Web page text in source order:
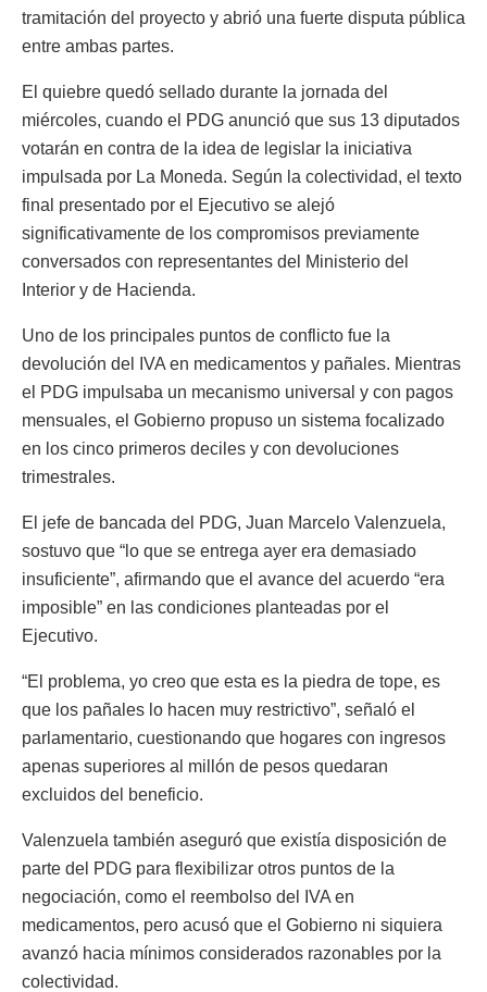
tramitación del proyecto y abrió una fuerte disputa pública
entre ambas partes.
El quiebre quedó sellado durante la jornada del
miércoles, cuando el PDG anunció que sus 13 diputados
votarán en contra de la idea de legislar la iniciativa
impulsada por La Moneda. Según la colectividad, el texto
final presentado por el Ejecutivo se alejó
significativamente de los compromisos previamente
conversados con representantes del Ministerio del
Interior y de Hacienda.
Uno de los principales puntos de conflicto fue la
devolución del IVA en medicamentos y pañales. Mientras
el PDG impulsaba un mecanismo universal y con pagos
mensuales, el Gobierno propuso un sistema focalizado
en los cinco primeros deciles y con devoluciones
trimestrales.
El jefe de bancada del PDG, Juan Marcelo Valenzuela,
sostuvo que “lo que se entrega ayer era demasiado
insuficiente”, afirmando que el avance del acuerdo “era
imposible” en las condiciones planteadas por el
Ejecutivo.
“El problema, yo creo que esta es la piedra de tope, es
que los pañales lo hacen muy restrictivo”, señaló el
parlamentario, cuestionando que hogares con ingresos
apenas superiores al millón de pesos quedaran
excluidos del beneficio.
Valenzuela también aseguró que existía disposición de
parte del PDG para flexibilizar otros puntos de la
negociación, como el reembolso del IVA en
medicamentos, pero acusó que el Gobierno ni siquiera
avanzó hacia mínimos considerados razonables por la
colectividad.